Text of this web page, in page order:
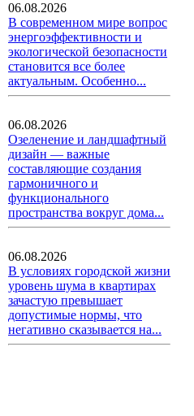
06.08.2026
В современном мире вопрос
энергоэффективности и
экологической безопасности
становится все более
актуальным. Особенно...
06.08.2026
Озеленение и ландшафтный
дизайн — важные
составляющие создания
гармоничного и
функционального
пространства вокруг дома...
06.08.2026
В условиях городской жизни
уровень шума в квартирах
зачастую превышает
допустимые нормы, что
негативно сказывается на...